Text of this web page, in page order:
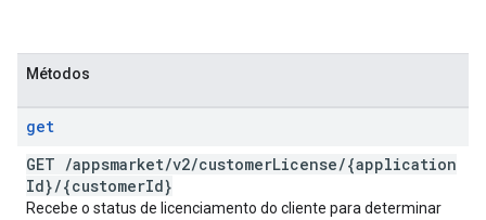
Métodos
get
GET /appsmarket/v2/customerLicense/{application
Id}/{customerId}
Recebe o status de licenciamento do cliente para determinar